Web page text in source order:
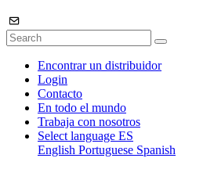
Encontrar un distribuidor
Login
Contacto
En todo el mundo
Trabaja con nosotros
Select language ES
English Portuguese Spanish